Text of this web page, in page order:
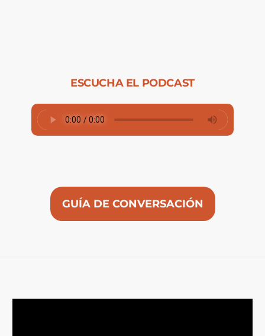
GUÍA DE CONVERSACIÓN
ESCUCHA EL PODCAST